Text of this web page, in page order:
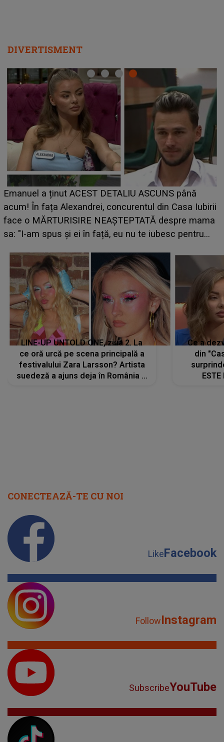
DIVERTISMENT
Cine este Bianca, tânăra clujeancă luată pe scenă la
UNTOLD ONE de Zara Larsson? Aceasta a dezvăluit
ce i-a spus artista suedeză în culise: „Nu am fost
pregătită...”
LINE-UP UNTOLD ONE, ziua 2. La
ce oră urcă pe scena principală a
festivalului Zara Larsson? Artista
suedeză a ajuns deja în România și
Ce a
din
CONECTEAZĂ-TE CU NOI
LikeFacebook
FollowInstagram
SubscribeYouTube